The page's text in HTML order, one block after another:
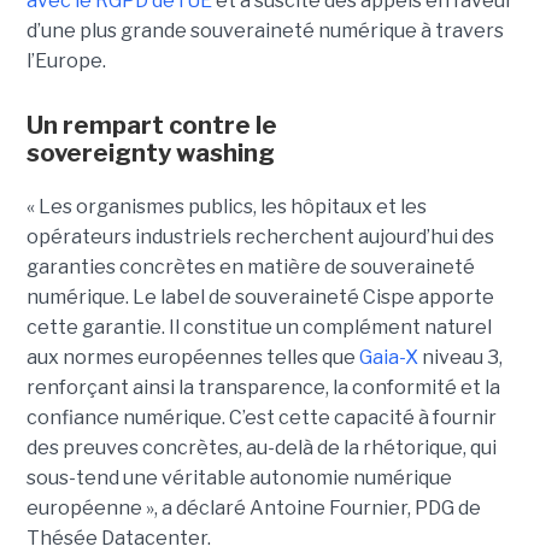
d’une plus grande souveraineté numérique à travers
l’Europe.
Un rempart contre le
sovereignty washing
« Les organismes publics, les hôpitaux et les
opérateurs industriels recherchent aujourd’hui des
garanties concrètes en matière de souveraineté
numérique. Le label de souveraineté Cispe apporte
cette garantie. Il constitue un complément naturel
aux normes européennes telles que Gaia-Xniveau 3,
renforçant ainsi la transparence, la conformité et la
confiance numérique. C’est cette capacité à fournir
des preuves concrètes, au-delà de la rhétorique, qui
sous-tend une véritable autonomie numérique
européenne », a déclaré Antoine Fournier, PDG de
Thésée Datacenter.